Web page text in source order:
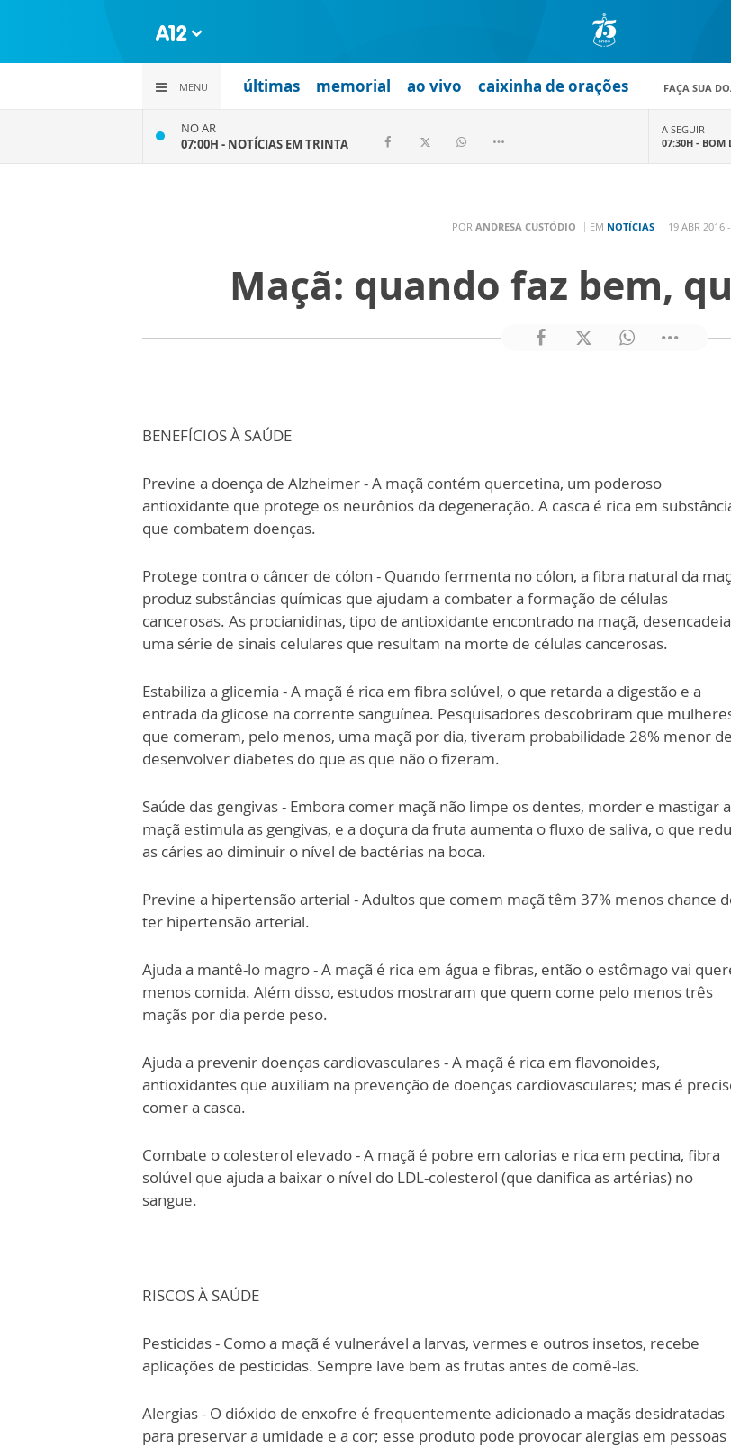
MENU últimas memorial ao vivo caixinha de orações FAÇA SUA
NO AR
07:00H - NOTÍCIAS EM TRINTA
A SEGUIR
07:30H - BOM
POR ANDRESA CUSTÓDIO EM NOTÍCIAS 19 ABR 2016
Maçã: quando faz bem,
BENEFÍCIOS À SAÚDE
Previne a doença de Alzheimer - A maçã contém quercetina, um poderoso
antioxidante que protege os neurônios da degeneração. A casca é rica em
que combatem doenças.
Protege contra o câncer de cólon - Quando fermenta no cólon, a fibra natural da
produz substâncias químicas que ajudam a combater a formação de células
cancerosas. As procianidinas, tipo de antioxidante encontrado na maçã,
uma série de sinais celulares que resultam na morte de células cancerosas.
Estabiliza a glicemia - A maçã é rica em fibra solúvel, o que retarda a digestão e a
entrada da glicose na corrente sanguínea. Pesquisadores descobriram que
que comeram, pelo menos, uma maçã por dia, tiveram probabilidade 28% menor de
desenvolver diabetes do que as que não o fizeram.
Saúde das gengivas - Embora comer maçã não limpe os dentes, morder e mastigar a
maçã estimula as gengivas, e a doçura da fruta aumenta o fluxo de saliva, o que
as cáries ao diminuir o nível de bactérias na boca.
Previne a hipertensão arterial - Adultos que comem maçã têm 37% menos chance
ter hipertensão arterial.
Ajuda a mantê-lo magro - A maçã é rica em água e fibras, então o estômago vai
menos comida. Além disso, estudos mostraram que quem come pelo menos três
maçãs por dia perde peso.
Ajuda a prevenir doenças cardiovasculares - A maçã é rica em flavonoides,
antioxidantes que auxiliam na prevenção de doenças cardiovasculares; mas é
comer a casca.
Combate o colesterol elevado - A maçã é pobre em calorias e rica em pectina, fibra
solúvel que ajuda a baixar o nível do LDL-colesterol (que danifica as artérias) no
sangue.
RISCOS À SAÚDE
Pesticidas - Como a maçã é vulnerável a larvas, vermes e outros insetos, recebe
aplicações de pesticidas. Sempre lave bem as frutas antes de comê-las.
Alergias - O dióxido de enxofre é frequentemente adicionado a maçãs desidratadas
para preservar a umidade e a cor; esse produto pode provocar alergias em pessoas